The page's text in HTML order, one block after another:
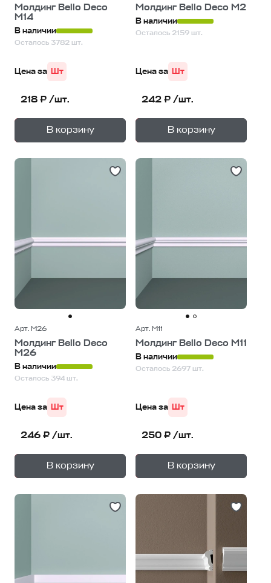
Молдинг Bello Deco
М14
В наличии
Осталось 3782 шт.
Цена за Шт
218 ₽ /шт.
В корзину
— 1уп.
Молдинг Bello Deco М2
В наличии
Осталось 2159 шт.
Цена за Шт
242 ₽ /шт.
В корзину
— 1уп.
Арт. М26
Молдинг Bello Deco
М26
В наличии
Осталось 394 шт.
Цена за Шт
246 ₽ /шт.
В корзину
— 1уп.
Арт. М11
Молдинг Bello Deco М11
В наличии
Осталось 2697 шт.
Цена за Шт
250 ₽ /шт.
В корзину
— 1уп.